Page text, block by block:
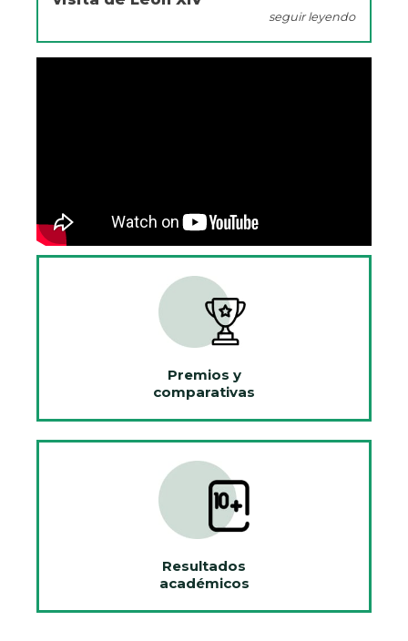
seguir leyendo
Premios y
comparativas
Resultados
académicos